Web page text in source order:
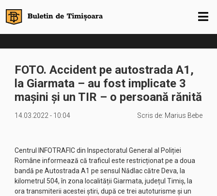
FOTO. Accident pe autostrada A1,
la Giarmata – au fost implicate 3
mașini și un TIR – o persoană rănită
14.03.2022 - 10:04 Scris de: Marius Bebe
Centrul INFOTRAFIC din Inspectoratul General al Poliției
Române informează că traficul este restricționat pe a doua
bandă pe Autostrada A1 pe sensul Nădlac către Deva, la
kilometrul 504, în zona localității Giarmata, județul Timiș, la
ora transmiterii acestei știri, după ce trei autoturisme și un